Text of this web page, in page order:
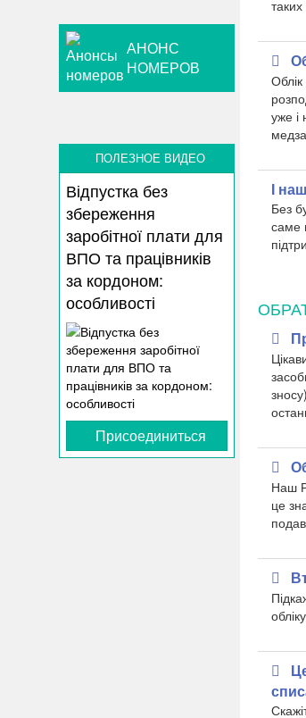
АНОНС
НОМЕРОВ
ПОЛЕЗНОЕ ВИДЕО
Відпустка без
збереження
заробітної плати для
ВПО та працівників
за кордоном:
особливості
Присоединиться
уже і
І
Без
саме
Наш
це